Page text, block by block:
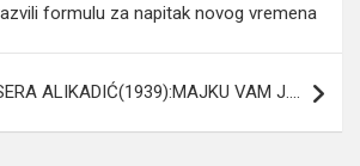
formulu za napitak novog vremena
ALIKADIĆ(1939):MAJKU VAM J….